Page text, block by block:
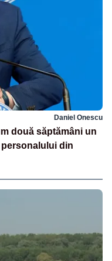
Daniel Onescu
două săptămâni un
din